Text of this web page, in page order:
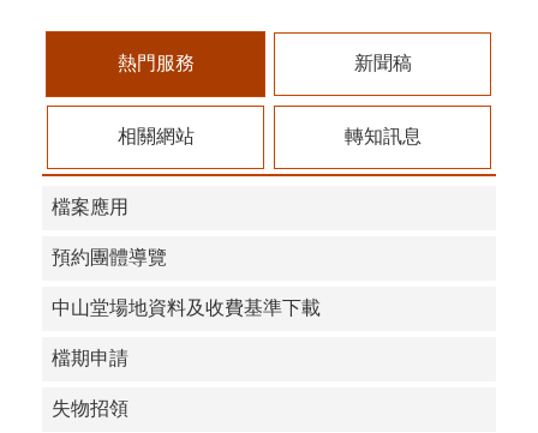
熱門服務 新聞稿
相關網站 轉知訊息
檔案應用
預約團體導覽
中山堂場地資料及收費基準下載
檔期申請
失物招領